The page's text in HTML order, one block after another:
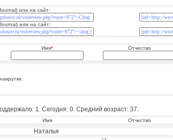
или на сайт:
или на сайт:
Имя* Отчество
1. Сегодня: 0. Средний возраст: 37.
Имя Отчество
Наталья